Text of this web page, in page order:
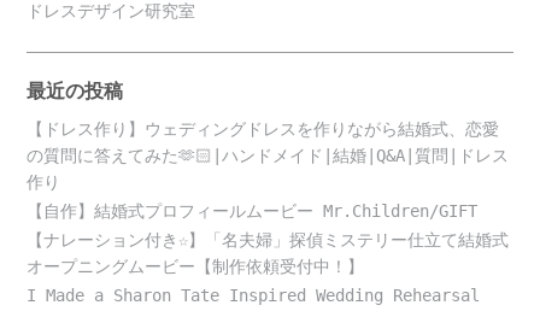
ドレスデザイン研究室
最近の投稿
【ドレス作り】ウェディングドレスを作りながら結婚式、恋愛
の質問に答えてみた🫶🏻|ハンドメイド|結婚|Q&A|質問|ドレス
作り
【自作】結婚式プロフィールムービー Mr.Children/GIFT
【ナレーション付き☆】「名夫婦」探偵ミステリー仕立て結婚式
オープニングムービー【制作依頼受付中！】
I Made a Sharon Tate Inspired Wedding Rehearsal